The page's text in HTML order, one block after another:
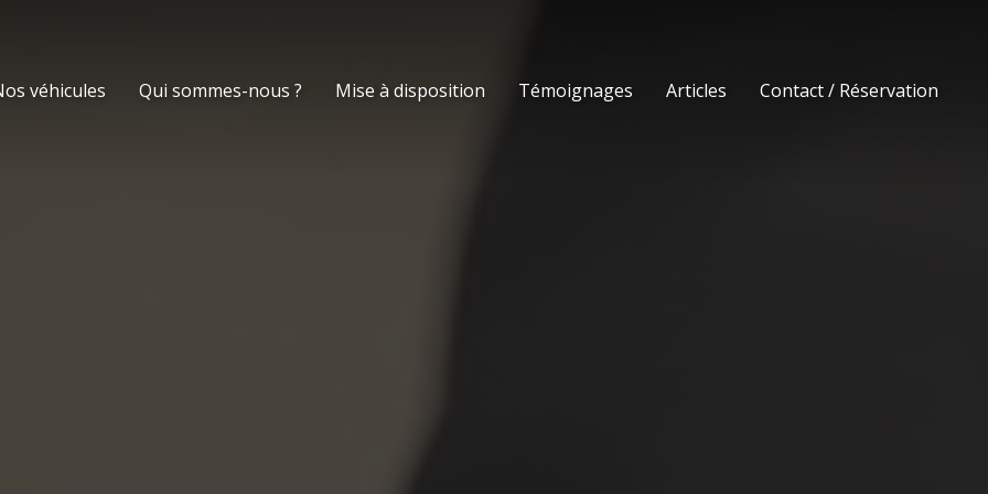
véhicules Qui sommes-nous ? Mise à disposition Témoignages Articles Contact / Réservation